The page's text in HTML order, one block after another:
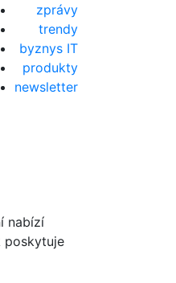
zprávy
trendy
byznys IT
produkty
newsletter
nabízí
poskytuje